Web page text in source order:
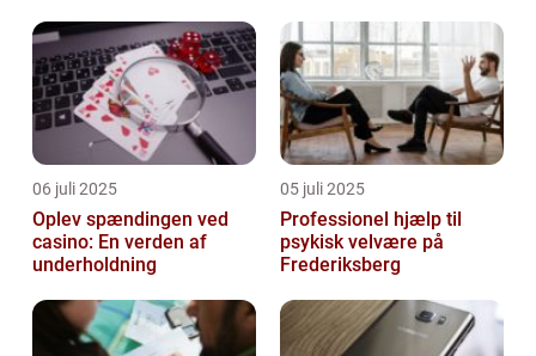
06 juli 2025
Oplev spændingen ved
casino: En verden af
underholdning
05 juli 2025
Professionel hjælp til
psykisk velvære på
Frederiksberg